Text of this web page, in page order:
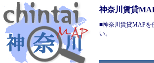
神奈川賃貸
■神奈川賃貸MAPを
い。